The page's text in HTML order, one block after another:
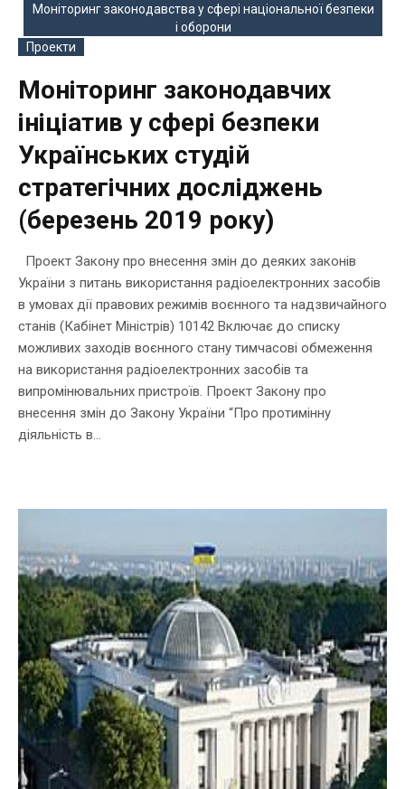
Моніторинг законодавства у сфері національної безпеки
і оборони
Проекти
Моніторинг законодавчих
ініціатив у сфері безпеки
Українських студій
стратегічних досліджень
(березень 2019 року)
Проект Закону про внесення змін до деяких законів
України з питань використання радіоелектронних засобів
в умовах дії правових режимів воєнного та надзвичайного
станів (Кабінет Міністрів) 10142 Включає до списку
можливих заходів воєнного стану тимчасові обмеження
на використання радіоелектронних засобів та
випромінювальних пристроїв. Проект Закону про
внесення змін до Закону України “Про протимінну
діяльність в...